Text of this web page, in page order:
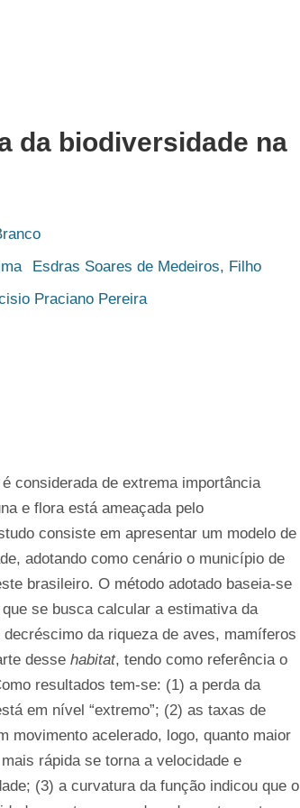
da biodiversidade na
Esdras Soares de Medeiros, Filho
Praciano Pereira
considerada de extrema importância
e flora está ameaçada pelo
consiste em apresentar um modelo de
adotando como cenário o município de
brasileiro. O método adotado baseia-se
se busca calcular a estimativa da
da riqueza de aves, mamíferos
desse habitat, tendo como referência o
resultados tem-se: (1) a perda da
em nível “extremo”; (2) as taxas de
movimento acelerado, logo, quanto maior
rápida se torna a velocidade e
(3) a curvatura da função indicou que o